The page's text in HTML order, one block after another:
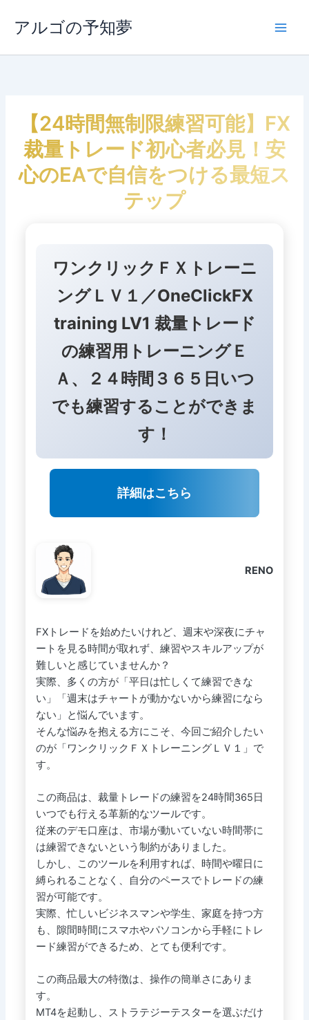
ス
アルゴの予知夢
【24時間無制限練習可能】FX
裁量トレード初心者必見！安
心のEAで自信をつける最短ス
テップ
ワンクリックＦＸトレーニ
ングＬＶ１／OneClickFX
training LV1 裁量トレード
の練習用トレーニングＥ
Ａ、２４時間３６５日いつ
でも練習することができま
す！
詳細はこちら
RENO
FXトレードを始めたいけれど、週末や深夜にチャ
ートを見る時間が取れず、練習やスキルアップが
難しいと感じていませんか？
実際、多くの方が「平日は忙しくて練習できな
い」「週末はチャートが動かないから練習になら
ない」と悩んでいます。
そんな悩みを抱える方にこそ、今回ご紹介したい
のが「ワンクリックＦＸトレーニングＬＶ１」で
す。
この商品は、裁量トレードの練習を24時間365日
いつでも行える革新的なツールです。
従来のデモ口座は、市場が動いていない時間帯に
は練習できないという制約がありました。
しかし、このツールを利用すれば、時間や曜日に
縛られることなく、自分のペースでトレードの練
習が可能です。
実際、忙しいビジネスマンや学生、家庭を持つ方
も、隙間時間にスマホやパソコンから手軽にトレ
ード練習ができるため、とても便利です。
この商品最大の特徴は、操作の簡単さにありま
す。
MT4を起動し、ストラテジーテスターを選ぶだけ